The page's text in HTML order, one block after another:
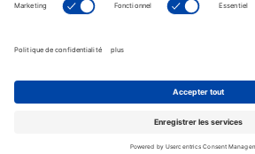
Commandes
Komet France - Copyright © 2026 -
Reproduction interdite. © Photos